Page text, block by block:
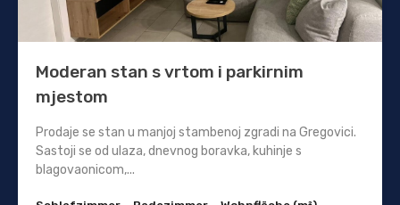
Moderan stan s vrtom i parkirnim
mjestom
Prodaje se stan u manjoj stambenoj zgradi na Gregovici.
Sastoji se od ulaza, dnevnog boravka, kuhinje s
blagovaonicom,...